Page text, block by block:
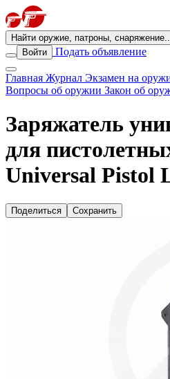
Найти оружие, патроны,
Войти
Подать объявление
Главная Журнал Экзамен на
Вопросы об оружии Закон об
Заряжатель
для
Universal Pistol
Поделиться Сохранить